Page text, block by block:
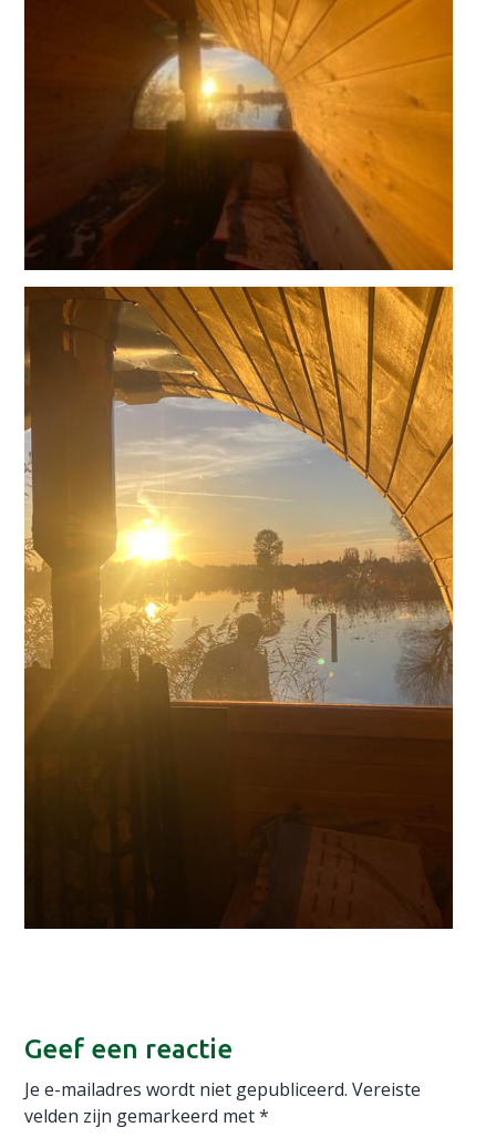
Interacties
Geef een reactie
Je e-mailadres wordt niet gepubliceerd. Vereiste
velden zijn gemarkeerd met*